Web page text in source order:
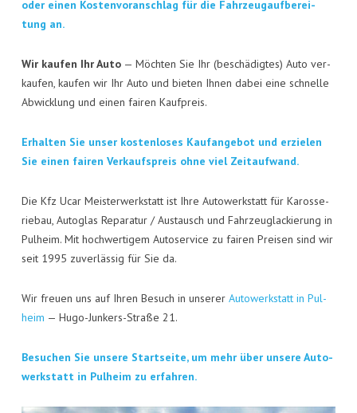
JOBS
oder einen Kos­ten­vor­anschlag für die Fahr­zeug­auf­be­rei­
tung an.
Wir kau­fen Ihr Auto— Möch­ten Sie Ihr (beschä­dig­tes) Auto ver­
kau­fen, kau­fen wir Ihr Auto und bie­ten Ihnen dabei eine schnel­le
Abwick­lung und einen fai­ren Kaufpreis.
Erhal­ten Sie unser kos­ten­lo­ses Kauf­an­ge­bot und erzie­len
Sie einen fai­ren Ver­kaufs­preis ohne viel Zeitaufwand.
Die Kfz Ucar Meis­ter­werk­statt ist Ihre Auto­werk­statt für Karos­se­
rie­bau, Auto­glas Repa­ra­tur / Aus­tausch und Fahr­zeug­la­ckie­rung in
Pul­heim. Mit hoch­wer­ti­gem Auto­ser­vice zu fai­ren Prei­sen sind wir
seit 1995 zuver­läs­sig für Sie da.
Wir freu­en uns auf Ihren Besuch in unse­rer Auto­werk­statt in Pul­
heim — Hugo-Jun­kers-Stra­ße 21.
Besu­chen Sie unse­re Start­sei­te, um mehr über unse­re Auto­
werk­statt in Pul­heim zu erfahren.